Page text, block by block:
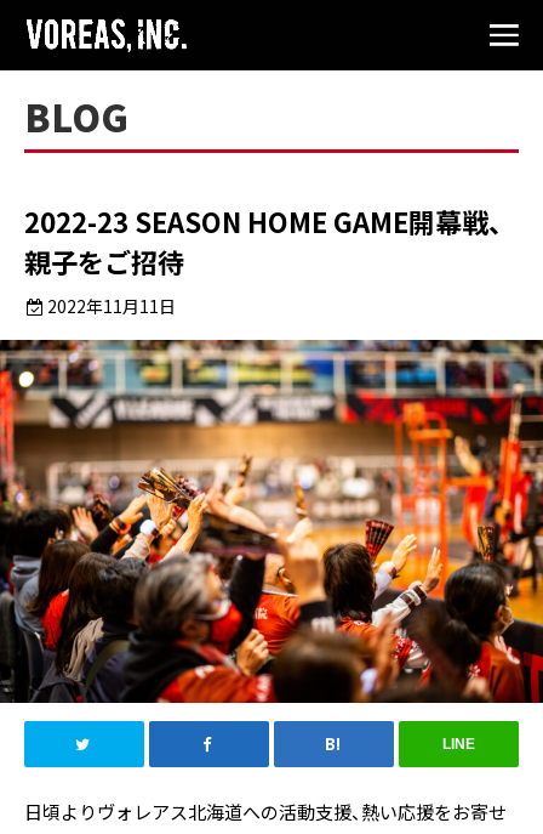
BLOG
2022-23 SEASON HOME GAME開幕戦、
親子をご招待
2022年11月11日
LINE
日頃よりヴォレアス北海道への活動支援、熱い応援をお寄せ